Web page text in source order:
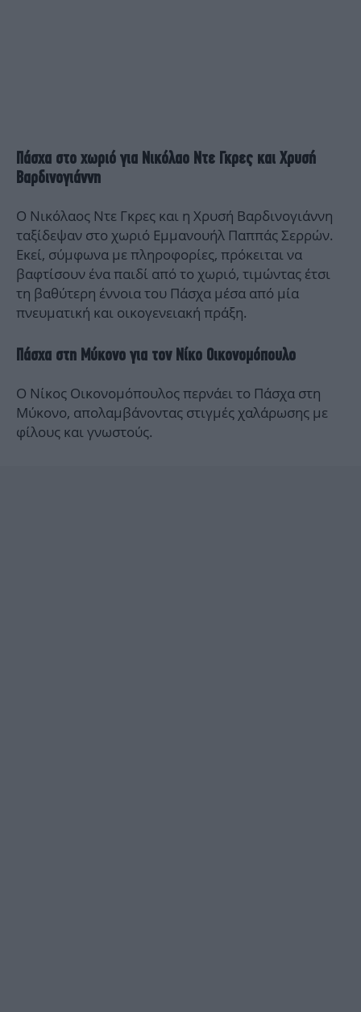
Πάσχα στο χωριό για Νικόλαο Ντε Γκρες και Χρυσή
Βαρδινογιάννη
Ο Νικόλαος Ντε Γκρες και η Χρυσή Βαρδινογιάννη
ταξίδεψαν στο χωριό Εμμανουήλ Παππάς Σερρών.
Εκεί, σύμφωνα με πληροφορίες, πρόκειται να
βαφτίσουν ένα παιδί από το χωριό, τιμώντας έτσι
τη βαθύτερη έννοια του Πάσχα μέσα από μία
πνευματική και οικογενειακή πράξη.
Πάσχα στη Μύκονο για τον Νίκο Οικονομόπουλο
Ο Νίκος Οικονομόπουλος περνάει το Πάσχα στη
Μύκονο, απολαμβάνοντας στιγμές χαλάρωσης με
φίλους και γνωστούς.